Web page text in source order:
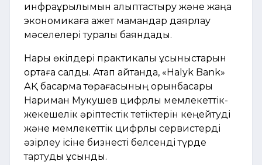
инфрақұрылымын қалыптастыру және жаңа
экономикаға қажет мамандар даярлау
мәселелері туралы баяндады.
Нарық өкілдері практикалық ұсыныстарын
ортаға салды. Атап айтқанда, «Halyk Bank»
АҚ басқарма төрағасының орынбасары
Нариман Мукушев цифрлық мемлекеттік-
жекешелік әріптестік тетіктерін кеңейтуді
және мемлекеттік цифрлық сервистерді
әзірлеу ісіне бизнесті белсенді түрде
тартуды ұсынды.